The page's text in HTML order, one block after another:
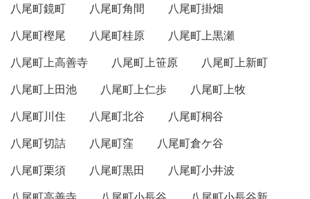
八尾町鏡町
八尾町角間
八尾町掛畑
八尾町樫尾
八尾町桂原
八尾町上黒瀬
八尾町上高善寺
八尾町上笹原
八尾町上新町
八尾町上田池
八尾町上仁歩
八尾町上牧
八尾町川住
八尾町北谷
八尾町桐谷
八尾町切詰
八尾町窪
八尾町倉ケ谷
八尾町栗須
八尾町黒田
八尾町小井波